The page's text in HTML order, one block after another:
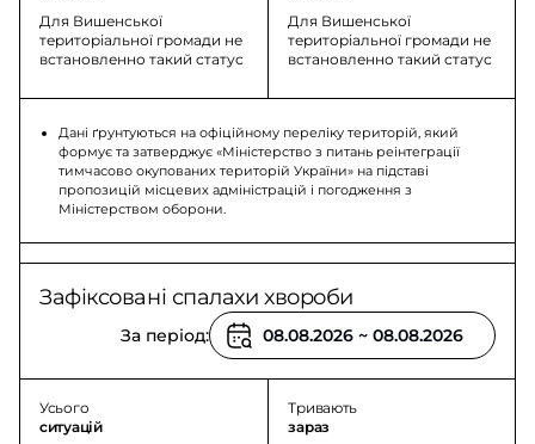
Для Вишенської
територіальної громади не
встановленно такий статус
Для Вишенської
територіальної громади не
встановленно такий статус
Дані ґрунтуються на офіційному переліку територій, який
формує та затверджує «Міністерство з питань реінтеграції
тимчасово окупованих територій України» на підставі
пропозицій місцевих адміністрацій і погодження з
Міністерством оборони.
Зафіксовані спалахи хвороби
За період:
Усього
ситуацій
Тривають
зараз